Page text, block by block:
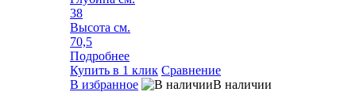
38
Высота см.
70,5
Подробнее
Купить в 1 клик Сравнение
В избранное
В наличии